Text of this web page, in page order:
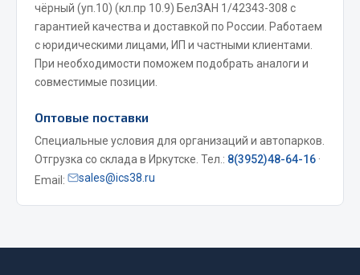
Запчасти МАЗ
Система питания
Подвеска
Двери
Окно ветровое
Двигатель
Электрооборудование
чёрный (уп.10) (кл.пр 10.9) БелЗАН 1/42343-308 с
гарантией качества и доставкой по России. Работаем
с юридическими лицами, ИП и частными клиентами.
При необходимости поможем подобрать аналоги и
совместимые позиции.
Оптовые поставки
Специальные условия для организаций и автопарков.
Отгрузка со склада в Иркутске. Тел.: 8(3952)48-64-16 ·
Email:
sales@ics38.ru